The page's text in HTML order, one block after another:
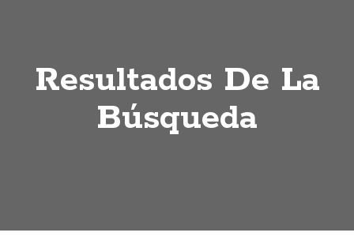
Resultados De La
Búsqueda